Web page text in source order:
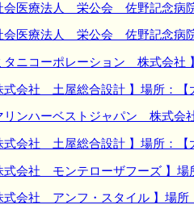
会医療法人 栄公会 佐野記念病院
会医療法人 栄公会 佐野記念病院
タニコーポレーション 株式会社
式会社 土屋総合設計 】場所：【
リンハーベストジャパン 株式会
式会社 土屋総合設計 】場所：【
式会社 モンテローザフーズ 】場
式会社 アンフ・スタイル 】場所